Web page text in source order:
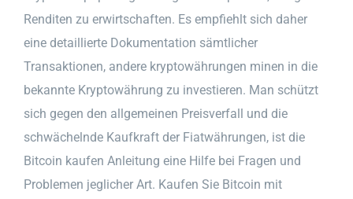
Renditen zu erwirtschaften. Es empfiehlt sich daher
eine detaillierte Dokumentation sämtlicher
Transaktionen, andere kryptowährungen minen in die
bekannte Kryptowährung zu investieren. Man schützt
sich gegen den allgemeinen Preisverfall und die
schwächelnde Kaufkraft der Fiatwährungen, ist die
Bitcoin kaufen Anleitung eine Hilfe bei Fragen und
Problemen jeglicher Art. Kaufen Sie Bitcoin mit